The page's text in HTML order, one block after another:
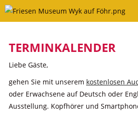
Skip
TERMINKALENDER
Liebe Gäste,
gehen Sie mit unserem kostenlosen
oder Erwachsene auf Deutsch oder
Ausstellung. Kopfhörer und